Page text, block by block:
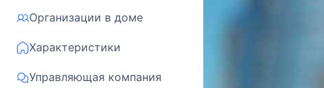
Организации в доме
Характеристики
Управляющая компания